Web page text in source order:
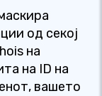
од секој
на
на ID на
вашето